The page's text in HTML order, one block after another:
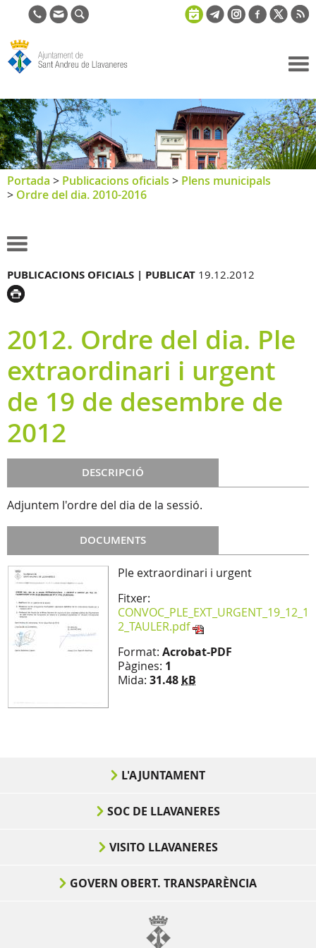
de Sant
Andreu de
Llavaneres
Portada > Publicacions oficials > Plens municipals
> Ordre del dia. 2010-2016
PUBLICACIONS OFICIALS | PUBLICAT 19.12.2012
2012. Ordre del dia. Ple
extraordinari i urgent
de 19 de desembre de
2012
DESCRIPCIÓ
Adjuntem l'ordre del dia de la sessió.
DOCUMENTS
Ple extraordinari i urgent
Fitxer:
CONVOC_PLE_EXT_URGENT_19_12_1
2_TAULER.pdf
Format: Acrobat-PDF
Pàgines: 1
Mida: 31.48 kB
L'AJUNTAMENT
SOC DE LLAVANERES
VISITO LLAVANERES
GOVERN OBERT. TRANSPARÈNCIA